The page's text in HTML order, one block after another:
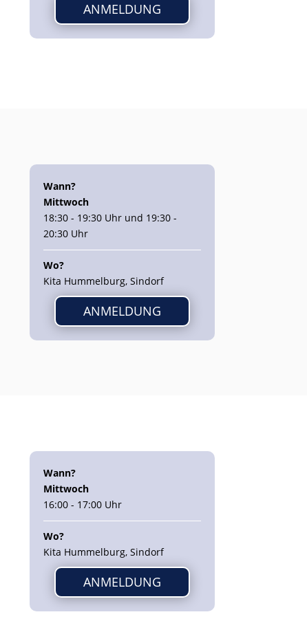
ANMELDUNG
Wann?
Mittwoch
18:30 - 19:30 Uhr und 19:30 -
20:30 Uhr
Wo?
Kita Hummelburg, Sindorf
ANMELDUNG
Wann?
Mittwoch
16:00 - 17:00 Uhr
Wo?
Kita Hummelburg, Sindorf
ANMELDUNG